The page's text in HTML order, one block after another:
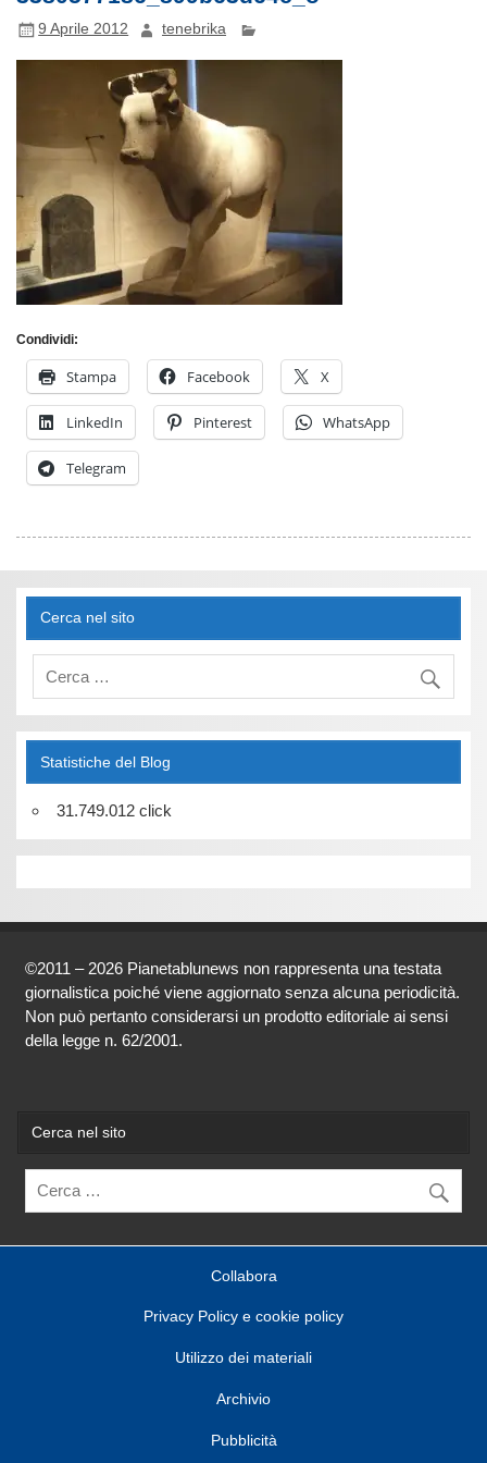
9 Aprile 2012 tenebrika
Condividi:
Stampa Facebook X
LinkedIn Pinterest WhatsApp
Telegram
Cerca nel sito
Statistiche del Blog
31.749.012 click
©2011 – 2026 Pianetablunews non rappresenta una testata
giornalistica poiché viene aggiornato senza alcuna periodicità.
Non può pertanto considerarsi un prodotto editoriale ai sensi
della legge n. 62/2001.
Cerca nel sito
Collabora
Privacy Policy e cookie policy
Utilizzo dei materiali
Archivio
Pubblicità